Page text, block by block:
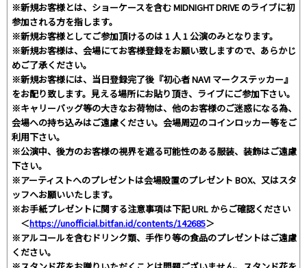
※新規お客様とは、ショーケースを含む MIDNIGHT DRIVE のライブに初
参加される方を指します。
※新規お客様としてご参加頂けるのは 1 人 1 公演のみとなります。
※新規お客様は、会場にてお客様登録をお願い致しますので、あらかじ
めご了承ください。
※新規お客様には、当日登録完了後『初心者 NAVI マークステッカー』
をお配り致します。見える場所にお貼り頂き、ライブにご参加下さい。
※キャリーバッグ等の大きなお荷物は、他のお客様のご迷惑になる為、
会場への持ち込みはご遠慮ください。会場周辺のコインロッカー等をご
利用下さい。
※公演中、後方のお客様の視界を遮る可能性のある服装、装飾はご遠慮
下さい。
※アーティストへのプレゼントは会場設置のプレゼント BOX、又はスタ
ッフへお願いいたします。
※お手紙プレゼントに関する注意事項は下記 URL からご確認ください
＜https://unofficial.bitfan.id/contents/142685＞
※アルコールを含むドリンク類、手作り等の食品のプレゼントはご遠慮
ください。